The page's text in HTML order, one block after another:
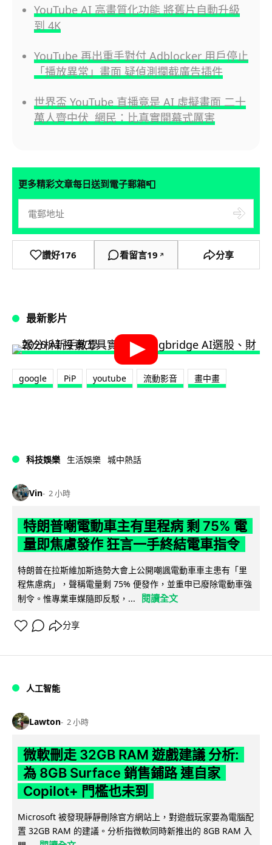
YouTube AI 高畫質化功能 將舊片自動升級
到 4K
YouTube 再出重手對付 Adblocker 用戶停止
「播放異常」畫面 疑偵測攔截廣告插件
世界盃 YouTube 直播竟是 AI 虛擬畫面 二十
萬人齊中伏 網民：比真實開幕式厲害
更多精彩文章每日送到電子郵箱📮
讚好176 看留言19 ↗ 分享
最新影片
google PiP youtube 流動影音 畫中畫
科技娛樂 生活娛樂 城中熱話
Vin 2 小時
特朗普嘲電動車主有里程病 剩 75% 電
量即焦慮發作 狂言一手終結電車指令
特朗普在拉斯維加斯造勢大會上公開嘲諷電動車車主患有「里
程焦慮病」，聲稱電量剩 75% 便發作，並重申已廢除電動車強
制令。惟專業車媒隨即反駁，...
閱讀全文
分享
人工智能
Lawton 2 小時
微軟刪走 32GB RAM 遊戲建議 分析:
為 8GB Surface 銷售鋪路 連自家
Copilot+ 門檻也未到
Microsoft 被發現靜靜刪除官方網站上，對遊戲玩家要為電腦配
置 32GB RAM 的建議。分析指微軟同時新推出的 8GB RAM 入